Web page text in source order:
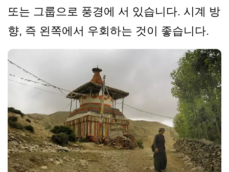
또는 그룹으로 풍경에 서 있습니다. 시계 방
향, 즉 왼쪽에서 우회하는 것이 좋습니다.